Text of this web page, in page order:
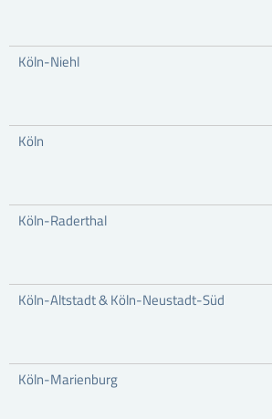
Köln-Niehl
Köln
Köln-Raderthal
Köln-Altstadt & Köln-Neustadt-Süd
Köln-Marienburg